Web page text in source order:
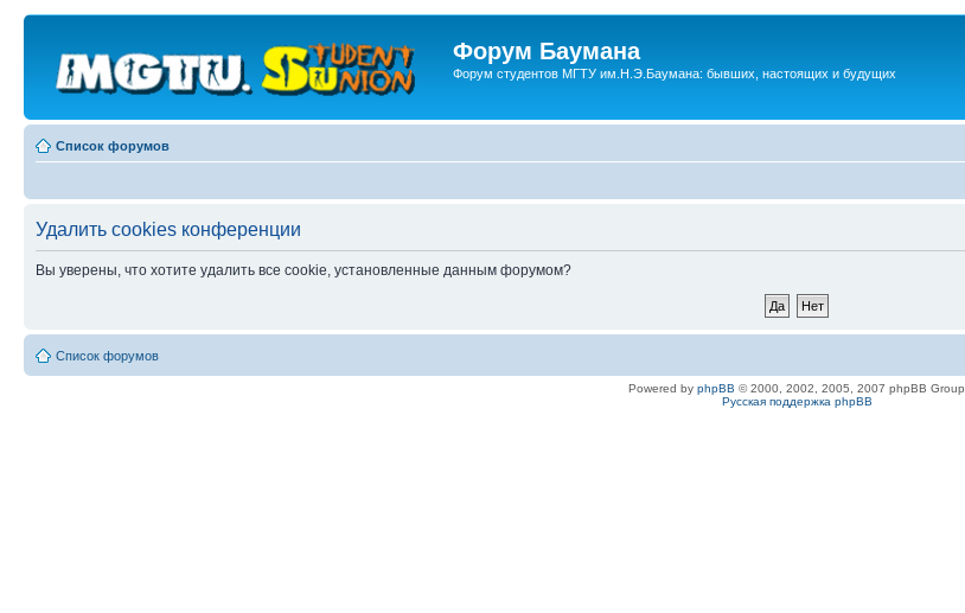
Форум Баумана
Форум студентов МГТУ им.Н.Э.Баумана: бывших, настоящих и будущих
Список форумов
Удалить cookies конференции
Вы уверены, что хотите удалить все cookie, установленные данным форумом?
Список форумов
Powered by phpBB © 2000, 2002, 2005, 2007 phpBB Group
Русская поддержка phpBB